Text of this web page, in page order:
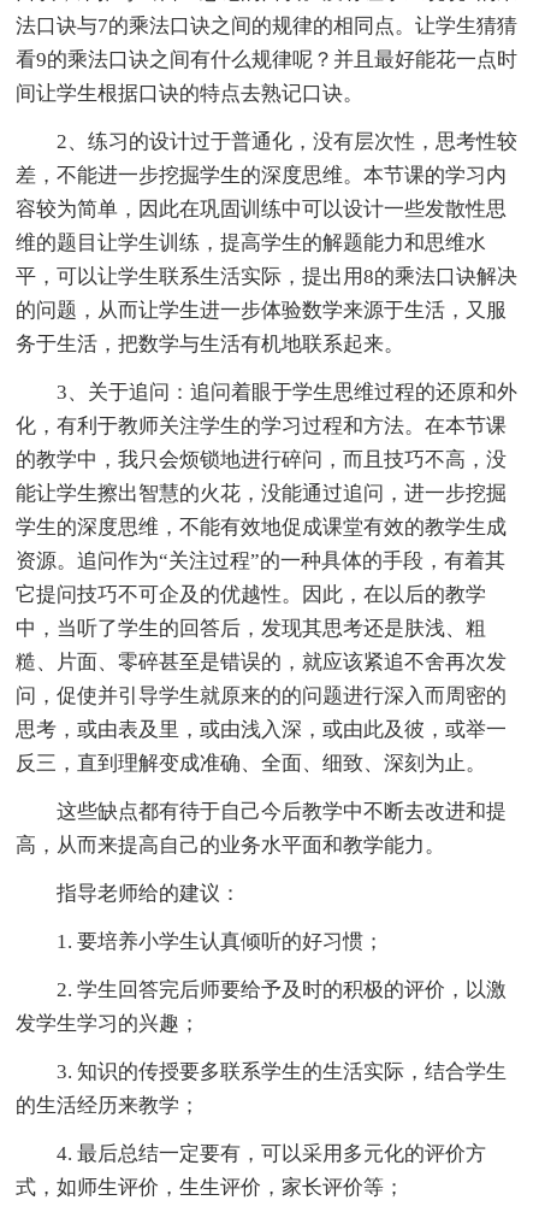
法口诀与7的乘法口诀之间的规律的相同点。让学生猜猜
看9的乘法口诀之间有什么规律呢？并且最好能花一点时
间让学生根据口诀的特点去熟记口诀。
2、练习的设计过于普通化，没有层次性，思考性较
差，不能进一步挖掘学生的深度思维。本节课的学习内
容较为简单，因此在巩固训练中可以设计一些发散性思
维的题目让学生训练，提高学生的解题能力和思维水
平，可以让学生联系生活实际，提出用8的乘法口诀解决
的问题，从而让学生进一步体验数学来源于生活，又服
务于生活，把数学与生活有机地联系起来。
3、关于追问：追问着眼于学生思维过程的还原和外
化，有利于教师关注学生的学习过程和方法。在本节课
的教学中，我只会烦锁地进行碎问，而且技巧不高，没
能让学生擦出智慧的火花，没能通过追问，进一步挖掘
学生的深度思维，不能有效地促成课堂有效的教学生成
资源。追问作为“关注过程”的一种具体的手段，有着其
它提问技巧不可企及的优越性。因此，在以后的教学
中，当听了学生的回答后，发现其思考还是肤浅、粗
糙、片面、零碎甚至是错误的，就应该紧追不舍再次发
问，促使并引导学生就原来的的问题进行深入而周密的
思考，或由表及里，或由浅入深，或由此及彼，或举一
反三，直到理解变成准确、全面、细致、深刻为止。
这些缺点都有待于自己今后教学中不断去改进和提
高，从而来提高自己的业务水平面和教学能力。
指导老师给的建议：
1. 要培养小学生认真倾听的好习惯；
2. 学生回答完后师要给予及时的积极的评价，以激
发学生学习的兴趣；
3. 知识的传授要多联系学生的生活实际，结合学生
的生活经历来教学；
4. 最后总结一定要有，可以采用多元化的评价方
式，如师生评价，生生评价，家长评价等；